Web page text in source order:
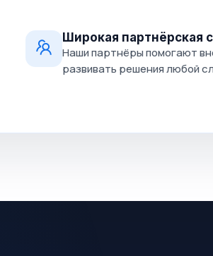
Широкая партнёрская
Наши партнёры помогают
развивать решения любой